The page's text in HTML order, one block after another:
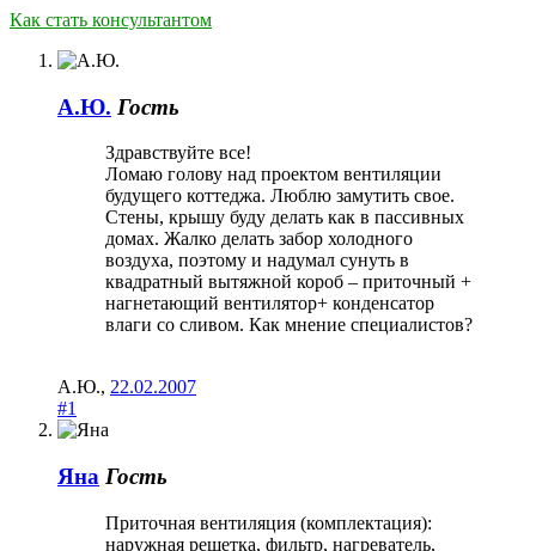
Как стать консультантом
А.Ю. Гость
Здравствуйте все!
Ломаю голову над проектом вентиляции
будущего коттеджа. Люблю замутить свое.
Стены, крышу буду делать как в пассивных
домах. Жалко делать забор холодного
воздуха, поэтому и надумал сунуть в
квадратный вытяжной короб – приточный +
нагнетающий вентилятор+ конденсатор
влаги со сливом. Как мнение специалистов?
А.Ю., 22.02.2007
#1
Яна Гость
Приточная вентиляция (комплектация):
наружная решетка, фильтр, нагреватель,